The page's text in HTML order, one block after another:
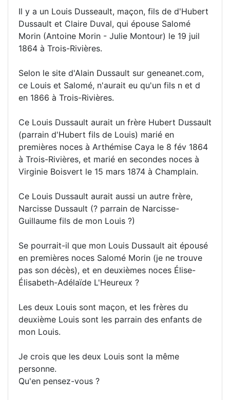
Il y a un Louis Dusseault, maçon, fils de d'Hubert
Dussault et Claire Duval, qui épouse Salomé
Morin (Antoine Morin - Julie Montour) le 19 juil
1864 à Trois-Rivières.
Selon le site d'Alain Dussault sur geneanet.com,
ce Louis et Salomé, n'aurait eu qu'un fils n et d
en 1866 à Trois-Rivières.
Ce Louis Dussault aurait un frère Hubert Dussault
(parrain d'Hubert fils de Louis) marié en
premières noces à Arthémise Caya le 8 fév 1864
à Trois-Rivières, et marié en secondes noces à
Virginie Boisvert le 15 mars 1874 à Champlain.
Ce Louis Dussault aurait aussi un autre frère,
Narcisse Dussault (? parrain de Narcisse-
Guillaume fils de mon Louis ?)
Se pourrait-il que mon Louis Dussault ait épousé
en premières noces Salomé Morin (je ne trouve
pas son décès), et en deuxièmes noces Élise-
Élisabeth-Adélaïde L'Heureux ?
Les deux Louis sont maçon, et les frères du
deuxième Louis sont les parrain des enfants de
mon Louis.
Je crois que les deux Louis sont la même
personne.
Qu'en pensez-vous ?